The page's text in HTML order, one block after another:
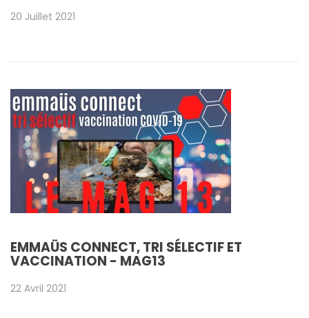
20 Juillet 2021
EMMAÜS CONNECT, TRI SÉLECTIF ET
VACCINATION - MAG13
22 Avril 2021